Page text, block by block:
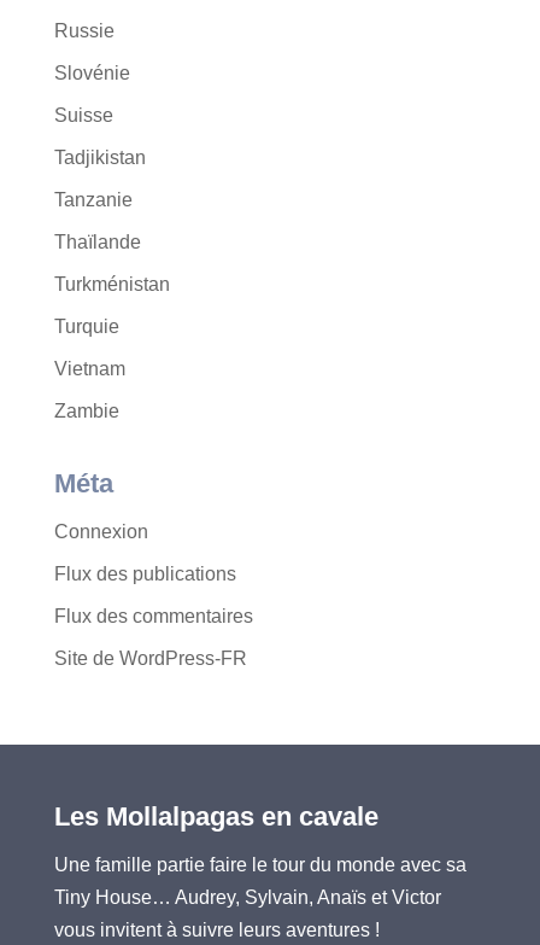
Russie
Slovénie
Suisse
Tadjikistan
Tanzanie
Thaïlande
Turkménistan
Turquie
Vietnam
Zambie
Méta
Connexion
Flux des publications
Flux des commentaires
Site de WordPress-FR
Les Mollalpagas en cavale
Une famille partie faire le tour du monde avec sa
Tiny House… Audrey, Sylvain, Anaïs et Victor
vous invitent à suivre leurs aventures !